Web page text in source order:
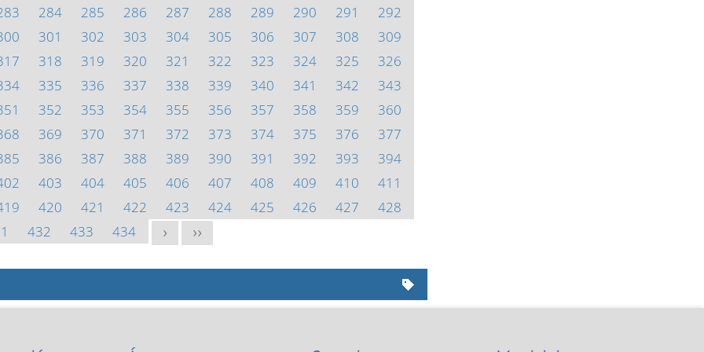
284 285 286 287 288 289 290 291
292
301 302 303 304 305 306 307 308
309
318 319 320 321 322 323 324 325
326
335 336 337 338 339 340 341 342
343
352 353 354 355 356 357 358 359
360
369 370 371 372 373 374 375 376
377
386 387 388 389 390 391 392 393
394
403 404 405 406 407 408 409 410
411
420 421 422 423 424 425 426 427
428
432 433 434 > >>